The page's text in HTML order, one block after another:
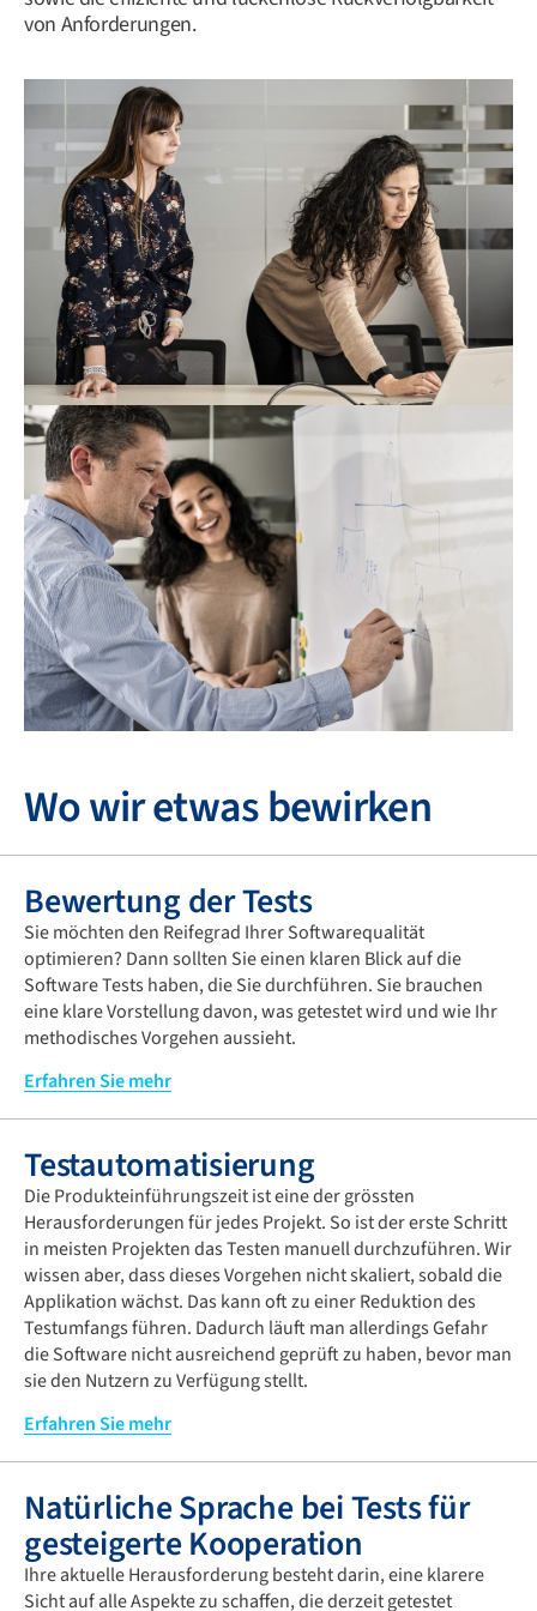
von Anforderungen.
Wo wir etwas bewirken
Bewertung der Tests
Sie möchten den Reifegrad Ihrer Softwarequalität
optimieren? Dann sollten Sie einen klaren Blick auf die
Software Tests haben, die Sie durchführen. Sie brauchen
eine klare Vorstellung davon, was getestet wird und wie Ihr
methodisches Vorgehen aussieht.
Am besten beginnen Sie damit, den aktuellen Reifegrad Ihrer
auch ein gewisses Verständnis für ihre Geschäftsprozesse
und die festgelegten Anforderungen an Ihre Tests.
Unsere Testexperten können Sie bei diesem
Evaluierungsprozess unterstützen, indem sie die Lücken in
Ihren Tests analysieren und gemeinsam mit Ihnen den Weg
zum Erreichen Ihrer nächsten Schritte verfeinern. Wir
können Ihnen dabei helfen, eine klare Teststrategie, einen
technischen PoC und Vorschläge für Best Practices zu
entwickeln, die an die spezifischen Anforderungen Ihres
Unternehmens und Ihres Teams angepasst sind. Bei der
Umsetzung der identifizierten Verbesserungen kann ERNI Sie
mit den notwendigen Fachkenntnissen und Fähigkeiten
unterstützen.
Erfahren Sie mehr
Testautomatisierung
Die Produkteinführungszeit ist eine der grössten
Herausforderungen für jedes Projekt. So ist der erste Schritt
in meisten Projekten das Testen manuell durchzuführen. Wir
wissen aber, dass dieses Vorgehen nicht skaliert, sobald die
Applikation wächst. Das kann oft zu einer Reduktion des
Testumfangs führen. Dadurch läuft man allerdings Gefahr
die Software nicht ausreichend geprüft zu haben, bevor man
sie den Nutzern zu Verfügung stellt.
Testautomatisierung bietet die Möglichkeit Tests
aufzudecken. Mit unseren erfahrenen Testexperten können
wir mit Ihnen gemeinsam einen Testkatalog und
automatisierte Testfälle definieren.
Eine Schwierigkeit ist es das optimale Gleichgewicht
Erfahren Sie mehr
Natürliche Sprache bei Tests für
gesteigerte Kooperation
Ihre aktuelle Herausforderung besteht darin, eine klarere
Sicht auf alle Aspekte zu schaffen, die derzeit getestet